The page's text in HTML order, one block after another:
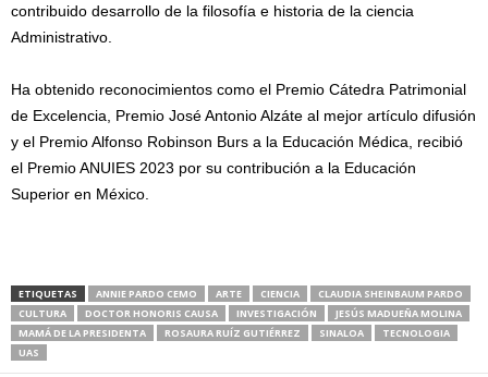
contribuido desarrollo de la filosofía e historia de la ciencia
Administrativo.
Ha obtenido reconocimientos como el Premio Cátedra Patrimonial
de Excelencia, Premio José Antonio Alzáte al mejor artículo difusión
y el Premio Alfonso Robinson Burs a la Educación Médica, recibió
el Premio ANUIES 2023 por su contribución a la Educación
Superior en México.
ETIQUETAS ANNIE PARDO CEMO ARTE CIENCIA
CLAUDIA SHEINBAUM PARDO
CULTURA
DOCTOR HONORIS CAUSA INVESTIGACIÓN
JESÚS MADUEÑA MOLINA
MAMÁ DE LA PRESIDENTA
ROSAURA RUÍZ GUTIÉRREZ SINALOA
TECNOLOGIA
UAS